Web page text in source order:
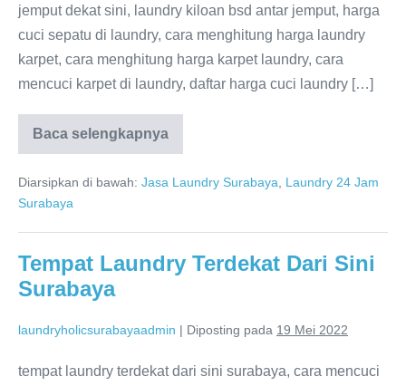
jemput dekat sini, laundry kiloan bsd antar jemput, harga
cuci sepatu di laundry, cara menghitung harga laundry
karpet, cara menghitung harga karpet laundry, cara
mencuci karpet di laundry, daftar harga cuci laundry […]
Baca selengkapnya
Laundry
Kiloan
Diarsipkan di bawah: Jasa Laundry Surabaya
Laundry 24 Jam
Surabaya
Tempat Laundry Terdekat Dari Sini
Surabaya
laundryholicsurabayaadmin | Diposting pada 19 Mei 2022
tempat laundry terdekat dari sini surabaya, cara mencuci